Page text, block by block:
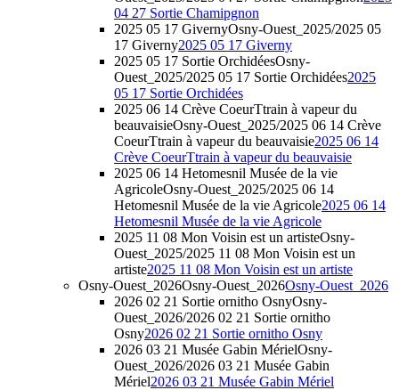
04 27 Sortie Chamipgnon
2025 05 17 GivernyOsny-Ouest_2025/2025 05
17 Giverny2025 05 17 Giverny
2025 05 17 Sortie OrchidéesOsny-
Ouest_2025/2025 05 17 Sortie Orchidées2025
05 17 Sortie Orchidées
2025 06 14 Crève CoeurTtrain à vapeur du
beauvaisieOsny-Ouest_2025/2025 06 14 Crève
CoeurTtrain à vapeur du beauvaisie2025 06 14
Crève CoeurTtrain à vapeur du beauvaisie
2025 06 14 Hetomesnil Musée de la vie
AgricoleOsny-Ouest_2025/2025 06 14
Hetomesnil Musée de la vie Agricole2025 06 14
Hetomesnil Musée de la vie Agricole
2025 11 08 Mon Voisin est un artisteOsny-
Ouest_2025/2025 11 08 Mon Voisin est un
artiste2025 11 08 Mon Voisin est un artiste
Osny-Ouest_2026Osny-Ouest_2026Osny-Ouest_2026
2026 02 21 Sortie ornitho OsnyOsny-
Ouest_2026/2026 02 21 Sortie ornitho
Osny2026 02 21 Sortie ornitho Osny
2026 03 21 Musée Gabin MérielOsny-
Ouest_2026/2026 03 21 Musée Gabin
Mériel2026 03 21 Musée Gabin Mériel